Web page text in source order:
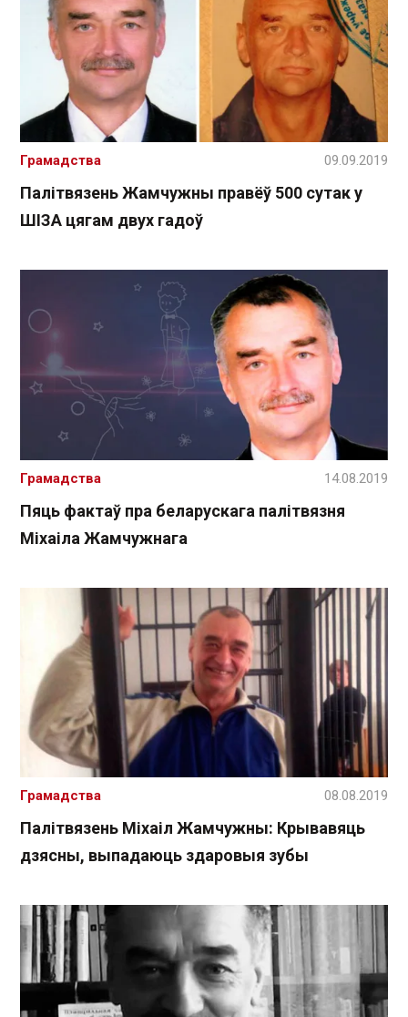
Палітвязень Жамчужны правёў 500 сутак у
ШІЗА цягам двух гадоў
Грамадства 09.09.2019
Пяць фактаў пра беларускага палітвязня
Міхаіла Жамчужнага
Грамадства 14.08.2019
Палітвязень Міхаіл Жамчужны: Крывавяць
дзясны, выпадаюць здаровыя зубы
Грамадства 08.08.2019